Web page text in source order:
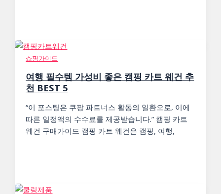
쇼핑가이드
여행 필수템 가성비 좋은 캠핑 카트 웨건 추
천 BEST 5
“이 포스팅은 쿠팡 파트너스 활동의 일환으로, 이에
따른 일정액의 수수료를 제공받습니다.” 캠핑 카트
웨건 구매가이드 캠핑 카트 웨건은 캠핑, 여행,